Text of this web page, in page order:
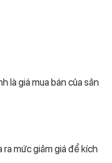
là giá mua bán của sản
ra mức giảm giá để kích